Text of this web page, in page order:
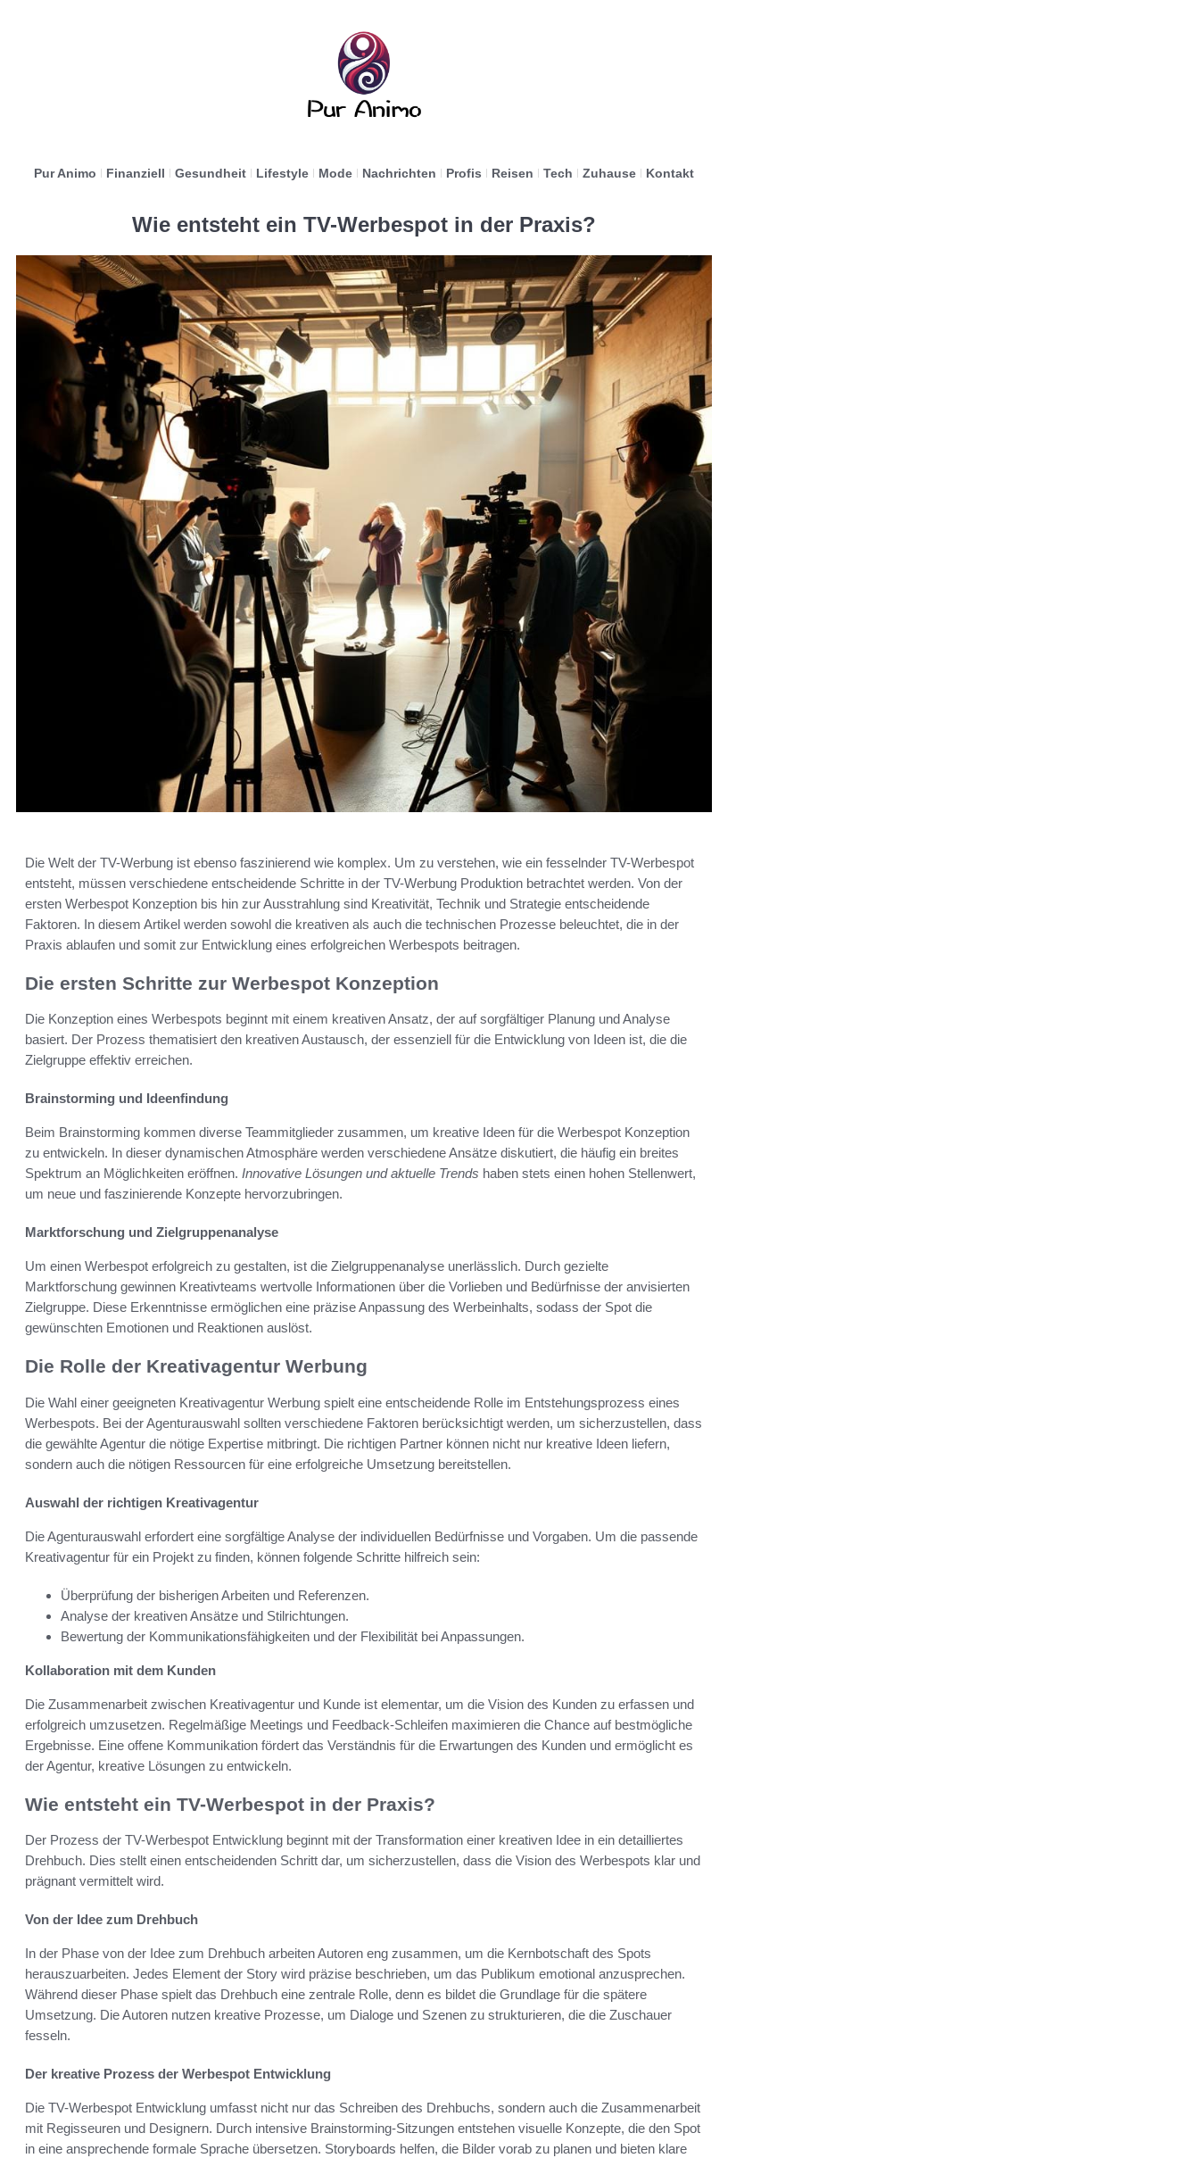
Pur Animo Finanziell Gesundheit Lifestyle Mode Nachrichten Profis Reisen Tech Zuhause Kontakt
Wie entsteht ein TV-Werbespot in der Praxis?
Die Welt der TV-Werbung ist ebenso faszinierend wie komplex. Um zu verstehen, wie ein fesselnder TV-Werbespot
entsteht, müssen verschiedene entscheidende Schritte in der TV-Werbung Produktion betrachtet werden. Von der
ersten Werbespot Konzeption bis hin zur Ausstrahlung sind Kreativität, Technik und Strategie entscheidende
Faktoren. In diesem Artikel werden sowohl die kreativen als auch die technischen Prozesse beleuchtet, die in der
Praxis ablaufen und somit zur Entwicklung eines erfolgreichen Werbespots beitragen.
Die ersten Schritte zur Werbespot Konzeption
Die Konzeption eines Werbespots beginnt mit einem kreativen Ansatz, der auf sorgfältiger Planung und Analyse
basiert. Der Prozess thematisiert den kreativen Austausch, der essenziell für die Entwicklung von Ideen ist, die die
Zielgruppe effektiv erreichen.
Brainstorming und Ideenfindung
Beim Brainstorming kommen diverse Teammitglieder zusammen, um kreative Ideen für die Werbespot Konzeption
zu entwickeln. In dieser dynamischen Atmosphäre werden verschiedene Ansätze diskutiert, die häufig ein breites
Spektrum an Möglichkeiten eröffnen. Innovative Lösungen und aktuelle Trends haben stets einen hohen Stellenwert,
um neue und faszinierende Konzepte hervorzubringen.
Marktforschung und Zielgruppenanalyse
Um einen Werbespot erfolgreich zu gestalten, ist die Zielgruppenanalyse unerlässlich. Durch gezielte
Marktforschung gewinnen Kreativteams wertvolle Informationen über die Vorlieben und Bedürfnisse der anvisierten
Zielgruppe. Diese Erkenntnisse ermöglichen eine präzise Anpassung des Werbeinhalts, sodass der Spot die
gewünschten Emotionen und Reaktionen auslöst.
Die Rolle der Kreativagentur Werbung
Die Wahl einer geeigneten Kreativagentur Werbung spielt eine entscheidende Rolle im Entstehungsprozess eines
Werbespots. Bei der Agenturauswahl sollten verschiedene Faktoren berücksichtigt werden, um sicherzustellen, dass
die gewählte Agentur die nötige Expertise mitbringt. Die richtigen Partner können nicht nur kreative Ideen liefern,
sondern auch die nötigen Ressourcen für eine erfolgreiche Umsetzung bereitstellen.
Auswahl der richtigen Kreativagentur
Die Agenturauswahl erfordert eine sorgfältige Analyse der individuellen Bedürfnisse und Vorgaben. Um die passende
Kreativagentur für ein Projekt zu finden, können folgende Schritte hilfreich sein:
Überprüfung der bisherigen Arbeiten und Referenzen.
Analyse der kreativen Ansätze und Stilrichtungen.
Bewertung der Kommunikationsfähigkeiten und der Flexibilität bei Anpassungen.
Kollaboration mit dem Kunden
Die Zusammenarbeit zwischen Kreativagentur und Kunde ist elementar, um die Vision des Kunden zu erfassen und
erfolgreich umzusetzen. Regelmäßige Meetings und Feedback-Schleifen maximieren die Chance auf bestmögliche
Ergebnisse. Eine offene Kommunikation fördert das Verständnis für die Erwartungen des Kunden und ermöglicht es
der Agentur, kreative Lösungen zu entwickeln.
Wie entsteht ein TV-Werbespot in der Praxis?
Der Prozess der TV-Werbespot Entwicklung beginnt mit der Transformation einer kreativen Idee in ein detailliertes
Drehbuch. Dies stellt einen entscheidenden Schritt dar, um sicherzustellen, dass die Vision des Werbespots klar und
prägnant vermittelt wird.
Von der Idee zum Drehbuch
In der Phase von der Idee zum Drehbuch arbeiten Autoren eng zusammen, um die Kernbotschaft des Spots
herauszuarbeiten. Jedes Element der Story wird präzise beschrieben, um das Publikum emotional anzusprechen.
Während dieser Phase spielt das Drehbuch eine zentrale Rolle, denn es bildet die Grundlage für die spätere
Umsetzung. Die Autoren nutzen kreative Prozesse, um Dialoge und Szenen zu strukturieren, die die Zuschauer
fesseln.
Der kreative Prozess der Werbespot Entwicklung
Die TV-Werbespot Entwicklung umfasst nicht nur das Schreiben des Drehbuchs, sondern auch die Zusammenarbeit
mit Regisseuren und Designern. Durch intensive Brainstorming-Sitzungen entstehen visuelle Konzepte, die den Spot
in eine ansprechende formale Sprache übersetzen. Storyboards helfen, die Bilder vorab zu planen und bieten klare